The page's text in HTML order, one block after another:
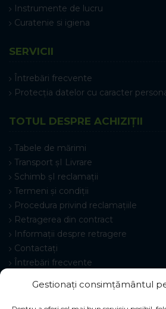
Gestionați consimțământul
Instrumente de lucru
Curatenie si igiena
SERVICII
Întrebări frecvente
Protecția datelor cu caracter
TOTUL DESPRE ACHIZIȚII
Tabele de mărimi
Transport șI Livrare
Schimb șI reclamații
Termeni și condiții
Procedura privind reclamațiile
Retragerea din contract
Informații despre retragere
Contactați
Întrebări frecvente